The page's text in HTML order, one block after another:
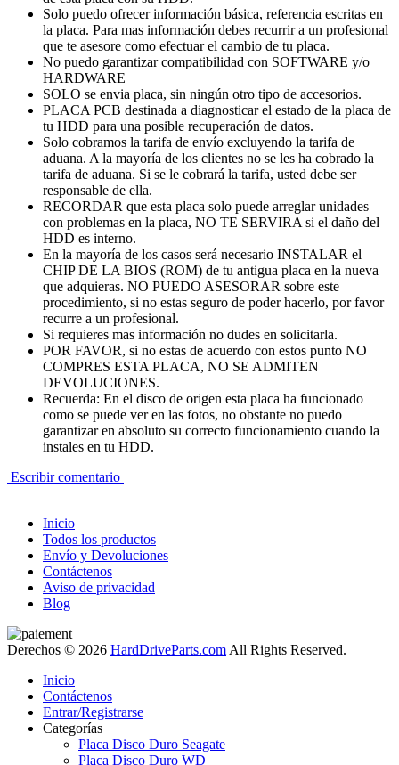
Solo puedo ofrecer información básica, referencia escritas en
la placa. Para mas información debes recurrir a un profesional
que te asesore como efectuar el cambio de tu placa.
No puedo garantizar compatibilidad con SOFTWARE y/o
HARDWARE
SOLO se envia placa, sin ningún otro tipo de accesorios.
PLACA PCB destinada a diagnosticar el estado de la placa de
tu HDD para una posible recuperación de datos.
Solo cobramos la tarifa de envío excluyendo la tarifa de
aduana. A la mayoría de los clientes no se les ha cobrado la
tarifa de aduana. Si se le cobrará la tarifa, usted debe ser
responsable de ella.
RECORDAR que esta placa solo puede arreglar unidades
con problemas en la placa, NO TE SERVIRA si el daño del
HDD es interno.
En la mayoría de los casos será necesario INSTALAR el
CHIP DE LA BIOS (ROM) de tu antigua placa en la nueva
que adquieras. NO PUEDO ASESORAR sobre este
procedimiento, si no estas seguro de poder hacerlo, por favor
recurre a un profesional.
Si requieres mas información no dudes en solicitarla.
POR FAVOR, si no estas de acuerdo con estos punto NO
COMPRES ESTA PLACA, NO SE ADMITEN
DEVOLUCIONES.
Recuerda: En el disco de origen esta placa ha funcionado
como se puede ver en las fotos, no obstante no puedo
garantizar en absoluto su correcto funcionamiento cuando la
instales en tu HDD.
Escribir comentario
Inicio
Todos los productos
Envío y Devoluciones
Contáctenos
Aviso de privacidad
Blog
Derechos © 2026 HardDriveParts.com All Rights Reserved.
Inicio
Contáctenos
Entrar/Registrarse
Categorías
Placa Disco Duro Seagate
Placa Disco Duro WD